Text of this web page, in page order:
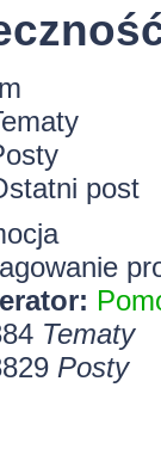
post
Tematy
Posty